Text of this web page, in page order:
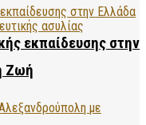
Ζωή
εκπαίδευσης στην